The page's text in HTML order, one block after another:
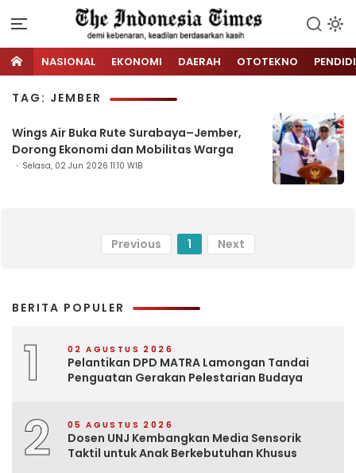
NASIONAL EKONOMI DAERAH OTOTEKNO
TAG: JEMBER
Wings Air Buka Rute Surabaya–Jember,
Dorong Ekonomi dan Mobilitas Warga
Selasa, 02 Jun 2026 11:10 WIB
Previous 1 Next
BERITA POPULER
1 02 AGUSTUS 2026
Pelantikan DPD MATRA Lamongan Tandai
Penguatan Gerakan Pelestarian Budaya
2 05 AGUSTUS 2026
Dosen UNJ Kembangkan Media Sensorik
Taktil untuk Anak Berkebutuhan Khusus